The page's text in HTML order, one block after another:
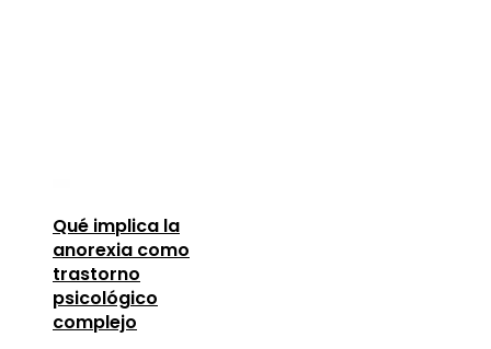
Qué implica la
anorexia como
trastorno
psicológico
complejo